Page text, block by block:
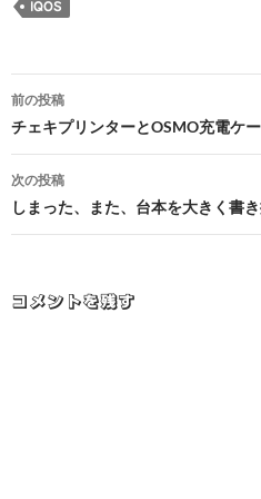
IQOS
投
稿
ナ
ビ
前の投稿
チェキプリンターとOSMO充電ケ
次の投稿
しまった、また、台本を大きく書
コメントを残す